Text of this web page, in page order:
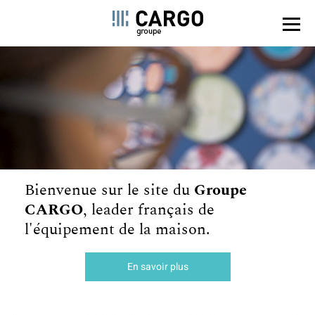
contenido
Bienvenue sur le site du Groupe
CARGO, leader français de
l'équipement de la maison.
En savoir plus